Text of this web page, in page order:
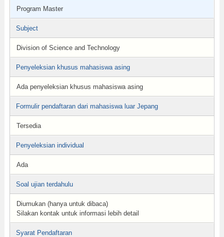
Program Master
Subject
Division of Science and Technology
Penyeleksian khusus mahasiswa asing
Ada penyeleksian khusus mahasiswa asing
Formulir pendaftaran dari mahasiswa luar Jepang
Tersedia
Penyeleksian individual
Ada
Soal ujian terdahulu
Diumukan (hanya untuk dibaca)
Silakan kontak untuk informasi lebih detail
Syarat Pendaftaran